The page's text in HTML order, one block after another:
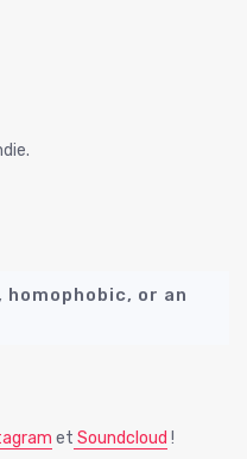
or an
et Soundcloud !